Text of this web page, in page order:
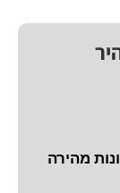
מהירה